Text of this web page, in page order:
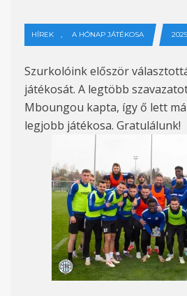
HÍREK , A HÓNAP JÁTÉKOSA
Szurkolóink először
játékosát. A legtöbb
Mboungou kapta, így ő lett
legjobb játékosa. Gratulálunk!